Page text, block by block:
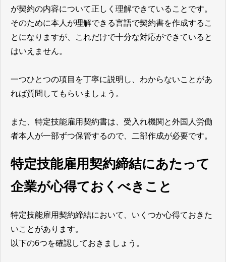
が契約の内容について正しく理解できていることです。
そのために本人が理解できる言語で契約書を作成するこ
とになりますが、これだけで十分な対応ができていると
はいえません。
一つひとつの項目を丁寧に説明し、わからないことがあ
れば質問してもらいましょう。
また、特定技能雇用契約書は、受入れ機関と外国人労働
者本人が一部ずつ保管するので、二部作成が必要です。
特定技能雇用契約締結にあたって
企業が心得ておくべきこと
特定技能雇用契約締結において、いくつか心得ておきた
いことがあります。
以下の6つを確認しておきましょう。